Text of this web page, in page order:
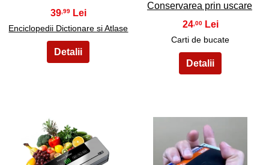
39,99
Enciclopedii Dictionare si Atlase
Conservarea prin uscare
24 ,00
Carti de bucate